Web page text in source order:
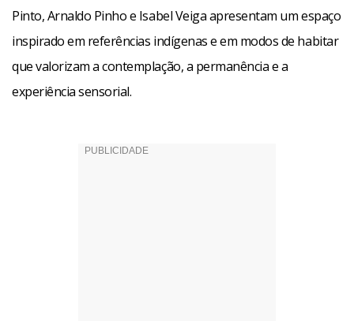
Pinto, Arnaldo Pinho e Isabel Veiga apresentam um espaço
inspirado em referências indígenas e em modos de habitar
que valorizam a contemplação, a permanência e a
experiência sensorial.